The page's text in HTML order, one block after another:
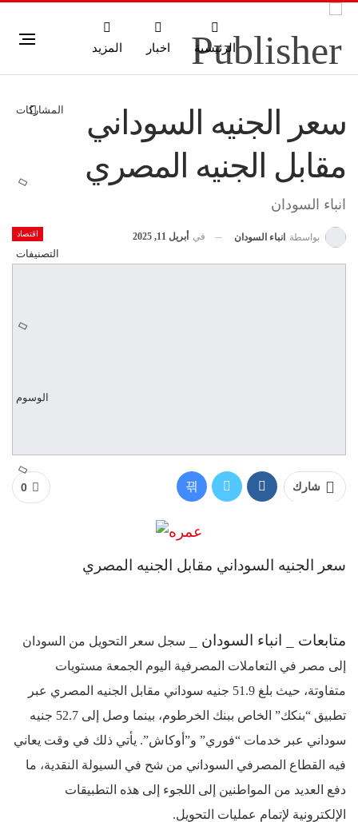
المشاركات
التصنيفات
الوسوم
الرئيسية اخبار المزيد
سعر الجنيه السوداني
مقابل الجنيه المصري
انباء السودان
اقتصاد بواسطة انباء السودان في أبريل 11, 2025
0 شارك
سعر الجنيه السوداني مقابل الجنيه المصري
متابعات _ انباء السودان _
سجل سعر التحويل من السودان
إلى مصر في التعاملات المصرفية اليوم الجمعة مستويات
متفاوتة، حيث بلغ 51.9 جنيه سوداني مقابل الجنيه المصري عبر
تطبيق “بنكك” الخاص ببنك الخرطوم، بينما وصل إلى 52.7 جنيه
سوداني عبر خدمات “فوري” و”أوكاش”. يأتي ذلك في وقت يعاني
فيه القطاع المصرفي السوداني من شح في السيولة النقدية، ما
دفع العديد من المواطنين إلى اللجوء إلى هذه التطبيقات
الإلكترونية لإتمام عمليات التحويل.